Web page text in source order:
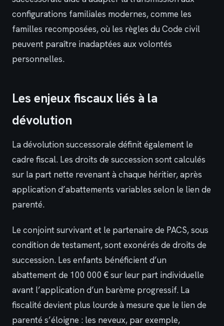
configurations familiales modernes, comme les
familles recomposées, où les règles du Code civil
peuvent paraître inadaptées aux volontés
personnelles.
Les enjeux fiscaux liés à la
dévolution
La dévolution successorale définit également le
cadre fiscal. Les droits de succession sont calculés
sur la part nette revenant à chaque héritier, après
application d’abattements variables selon le lien de
parenté.
Le conjoint survivant et le partenaire de PACS, sous
condition de testament, sont exonérés de droits de
succession. Les enfants bénéficient d’un
abattement de 100 000 € sur leur part individuelle
avant l’application d’un barème progressif. La
fiscalité devient plus lourde à mesure que le lien de
parenté s’éloigne : les neveux, par exemple,